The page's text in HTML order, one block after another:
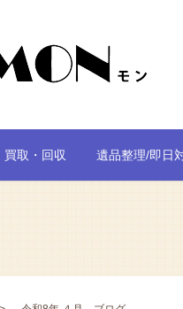
買取・回収 遺品整理/即日